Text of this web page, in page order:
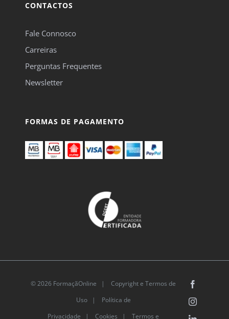
CONTACTOS
Fale Connosco
Carreiras
Perguntas Frequentes
Newsletter
FORMAS DE PAGAMENTO
© 2026 FormaçãOnline |
Copyright e Termos de
Uso|
Política de
Privacidade | Cookies | Termos e
Instagram